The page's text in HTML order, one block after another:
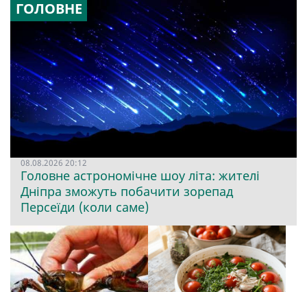
ГОЛОВНЕ
08.08.2026 20:12
Головне астрономічне шоу літа: жителі
Дніпра зможуть побачити зорепад
Персеїди (коли саме)